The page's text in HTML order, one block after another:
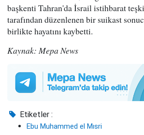
başkenti Tahran'da İsrail istihbarat
tarafından düzenlenen bir suikast
birlikte hayatını kaybetti.
Kaynak: Mepa News
Etiketler :
Ebu Muhammed el Mısri